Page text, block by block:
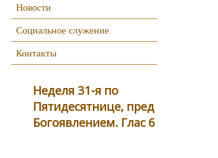
Новости
Социальное служение
Контакты
Неделя 31-я по
Пятидесятнице, пред
Богоявлением. Глас 6